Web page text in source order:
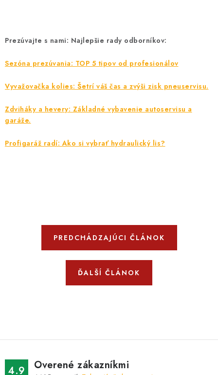
Prezúvajte s nami: Najlepšie rady odborníkov:
Sezóna prezúvania: TOP 5 tipov od profesionálov
Vyvažovačka kolies: Šetrí váš čas a zvýši zisk pneuservisu.
Zdviháky a hevery: Základné vybavenie autoservisu a
garáže.
Profigaráž radí: Ako si vybrať hydraulický lis?
PREDCHÁDZAJÚCI ČLÁNOK
ĎALŠÍ ČLÁNOK
4.9 Overené zákazníkmi